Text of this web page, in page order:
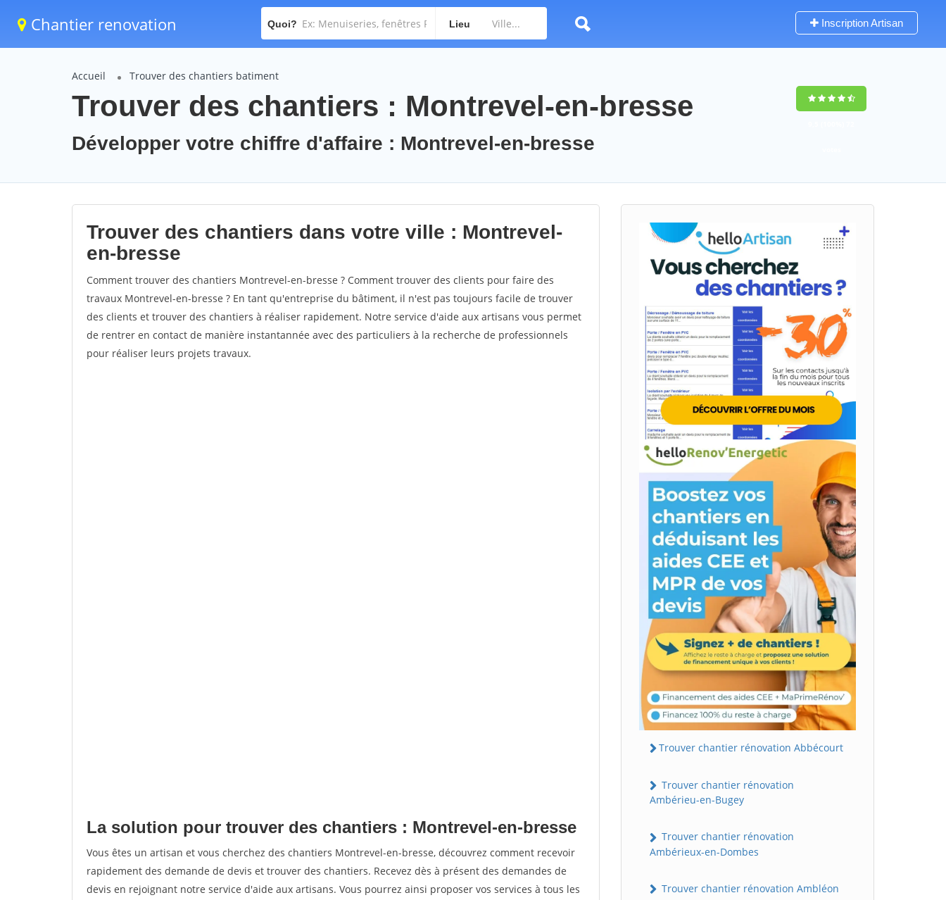
Chantier renovation Quoi? Lieu Inscription Artisan
Accueil Trouver des chantiers batiment
Trouver des chantiers : Montrevel-en-bresse
Développer votre chiffre d'affaire : Montrevel-en-bresse
Trouver des chantiers dans votre ville : Montrevel-
en-bresse
Comment trouver des chantiers Montrevel-en-bresse ? Comment trouver des clients pour faire des
travaux Montrevel-en-bresse ? En tant qu'entreprise du bâtiment, il n'est pas toujours facile de trouver
des clients et trouver des chantiers à réaliser rapidement. Notre service d'aide aux artisans vous permet
de rentrer en contact de manière instantannée avec des particuliers à la recherche de professionnels
pour réaliser leurs projets travaux.
La solution pour trouver des chantiers : Montrevel-en-bresse
Vous êtes un artisan et vous cherchez des chantiers Montrevel-en-bresse, découvrez comment recevoir
rapidement des demande de devis et trouver des chantiers. Recevez dès à présent des demandes de
devis en rejoignant notre service d'aide aux artisans. Vous pourrez ainsi proposer vos services à tous les
Trouver chantier rénovation Abbécourt
Trouver chantier rénovation
Ambérieu-en-Bugey
Trouver chantier rénovation
Ambérieux-en-Dombes
Trouver chantier rénovation Ambléon